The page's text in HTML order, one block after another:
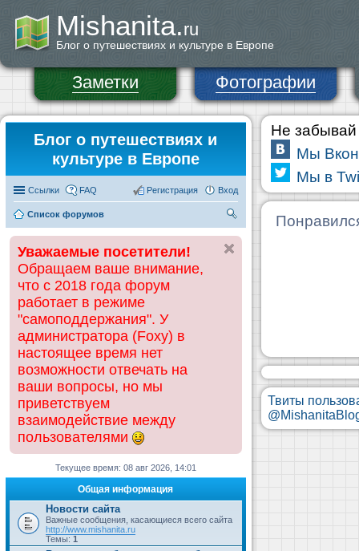
Mishanita.ru
Блог о путешествиях и культуре в Европе
Заметки Фотографии
Блог о путешествиях и
культуре в Европе
Ссылки FAQ Вход
Регистрация
Список форумов
ск
Уважаемые посетители!
Обращаем ваше внимание,
что с 2018 года форум
работает в режиме
"самоподдержания". У
администратора (Foxy) в
настоящее время нет
возможности отвечать на
ваши вопросы, но мы
приветствуем
взаимодействие между
пользователями
Текущее время: 08 авг 2026, 14:01
Общая информация
Новости сайта
Важные сообщения, касающиеся всего сайта
http://www.mishanita.ru
Темы: 1
Не забывай
Мы
Мы в
Твиты